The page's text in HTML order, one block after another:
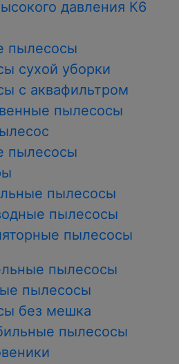
давления К6
сухой уборки
с аквафильтром
пылесосы
пылесосы
пылесосы
пылесосы
пылесосы
пылесосы
пылесосы
без мешка
пылесосы